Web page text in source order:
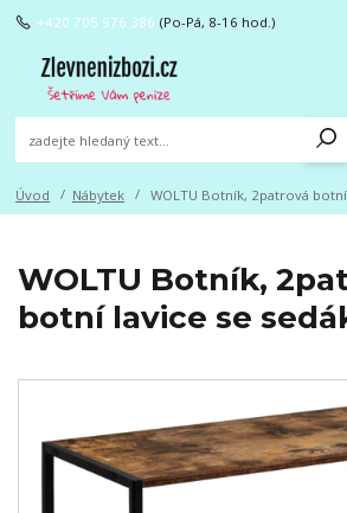
+420 705 976 386 (Po-Pá, 8-16 hod.)
Úvod Nábytek WOLTU Botník, 2patrová
WOLTU Botník,
botní lavice se